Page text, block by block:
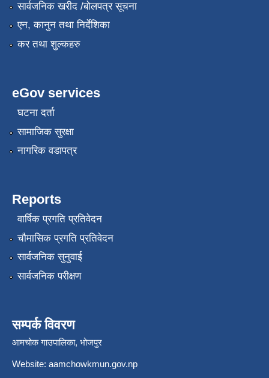
सार्वजनिक खरीद /बोलपत्र सूचना
एन, कानुन तथा निर्देशिका
कर तथा शुल्कहरु
eGov services
घटना दर्ता
सामाजिक सुरक्षा
नागरिक वडापत्र
Reports
वार्षिक प्रगति प्रतिवेदन
चौमासिक प्रगति प्रतिवेदन
सार्वजनिक सुनुवाई
सार्वजनिक परीक्षण
सम्पर्क विवरण
आमचोक गाउपालिका, भोजपुर
Website: aamchowkmun.gov.np